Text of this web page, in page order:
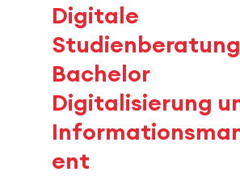
Digitale
Studienberatung
Bachelor
Digitalisierung
ent